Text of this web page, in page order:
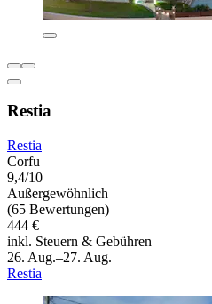
Restia
Restia
Corfu
9,4/10
Außergewöhnlich
(65 Bewertungen)
444 €
inkl. Steuern & Gebühren
26. Aug.–27. Aug.
Restia